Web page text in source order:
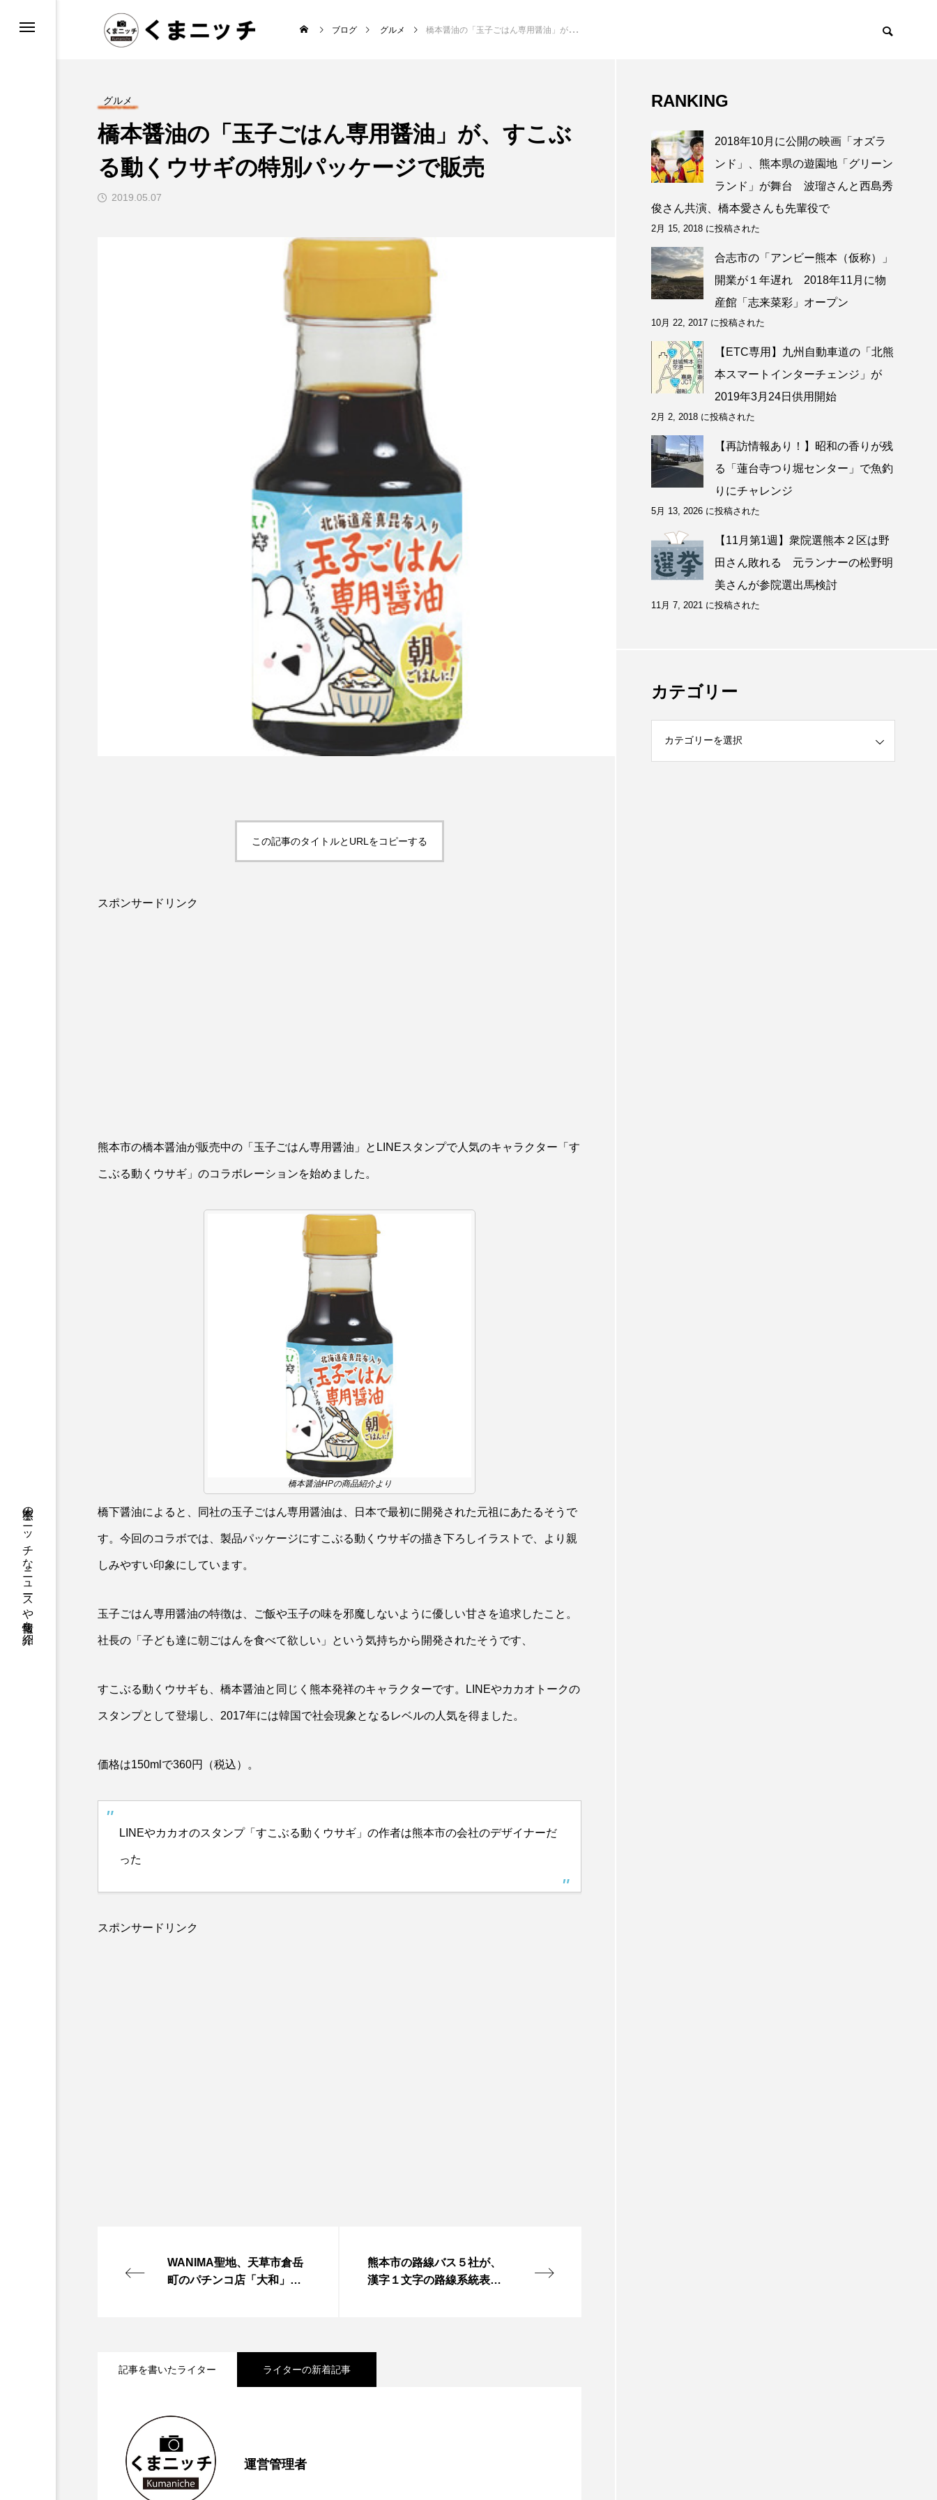
熊本のニッチなニュースや情報を紹介
ブログ グルメ 橋本醤油の「玉子ごはん専用醤油」が、すこぶる動くウサギの特別パッケージで販売
グルメ
橋本醤油の「玉子ごはん専用醤油」が、すこぶ
る動くウサギの特別パッケージで販売
2019.05.07
この記事のタイトルとURLをコピーする
スポンサードリンク
熊本市の橋本醤油が販売中の「玉子ごはん専用醤油」とLINEスタンプで人気のキャラクター「す
こぶる動くウサギ」のコラボレーションを始めました。
橋本醤油HPの商品紹介より
橋下醤油によると、同社の玉子ごはん専用醤油は、日本で最初に開発された元祖にあたるそうで
す。今回のコラボでは、製品パッケージにすこぶる動くウサギの描き下ろしイラストで、より親
しみやすい印象にしています。
玉子ごはん専用醤油の特徴は、ご飯や玉子の味を邪魔しないように優しい甘さを追求したこと。
社長の 「子ども達に朝ごはんを食べて欲しい」という気持ちから開発されたそうです、
すこぶる動くウサギも、橋本醤油と同じく熊本発祥のキャラクターです。LINEやカカオトークの
スタンプとして登場し、2017年には韓国で社会現象となるレベルの人気を得ました。
価格は150mlで360円（税込）。
LINEやカカオのスタンプ「すこぶる動くウサギ」の作者は熊本市の会社のデザイナーだ
った
スポンサードリンク
WANIMA聖地、天草市倉岳
町のパチンコ店「大和」跡
熊本市の路線バス５社が、
漢字１文字の路線系統表示
記事を書いたライター ライターの新着記事
運営管理者
2026.05.13
ャレンジ
2023.06.26 【2023年6月第1週から第４週】熊本空港新ターミナルビルの「商業ゾーン」
RANKING
2018年10月に公開の映画「オズラ
ンド」、熊本県の遊園地「グリーン
ランド」が舞台 波瑠さんと西島秀
俊さん共演、橋本愛さんも先輩役で
2月 15, 2018 に投稿された
合志市の「アンビー熊本（仮称）」
開業が１年遅れ 2018年11月に物
産館「志来菜彩」オープン
10月 22, 2017 に投稿された
【ETC専用】九州自動車道の「北熊
本スマートインターチェンジ」が
2019年3月24日供用開始
2月 2, 2018 に投稿された
【再訪情報あり！】昭和の香りが残
る「蓮台寺つり堀センター」で魚釣
りにチャレンジ
5月 13, 2026 に投稿された
【11月第1週】衆院選熊本２区は野
田さん敗れる 元ランナーの松野明
美さんが参院選出馬検討
11月 7, 2021 に投稿された
カテゴリー